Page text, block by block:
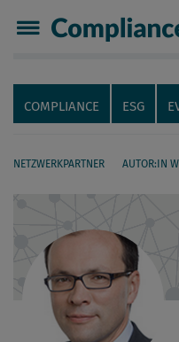
Servicenavigation
Navigation
COMPLIANCE ESG
NETZWERKPARTNER AUTOR:IN